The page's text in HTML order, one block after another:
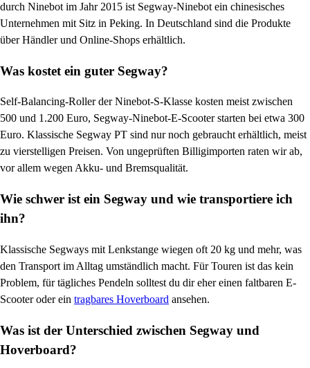
durch Ninebot im Jahr 2015 ist Segway-Ninebot ein chinesisches
Unternehmen mit Sitz in Peking. In Deutschland sind die Produkte
über Händler und Online-Shops erhältlich.
Was kostet ein guter Segway?
Self-Balancing-Roller der Ninebot-S-Klasse kosten meist zwischen
500 und 1.200 Euro, Segway-Ninebot-E-Scooter starten bei etwa 300
Euro. Klassische Segway PT sind nur noch gebraucht erhältlich, meist
zu vierstelligen Preisen. Von ungeprüften Billigimporten raten wir ab,
vor allem wegen Akku- und Bremsqualität.
Wie schwer ist ein Segway und wie transportiere ich
ihn?
Klassische Segways mit Lenkstange wiegen oft 20 kg und mehr, was
den Transport im Alltag umständlich macht. Für Touren ist das kein
Problem, für tägliches Pendeln solltest du dir eher einen faltbaren E-
Scooter oder ein tragbares Hoverboard ansehen.
Was ist der Unterschied zwischen Segway und
Hoverboard?